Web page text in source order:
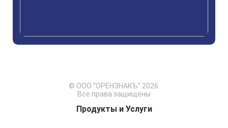
© ООО “ОРЕНЗНАКЪ” 2026.
Все права защищены
Продукты и Услуги